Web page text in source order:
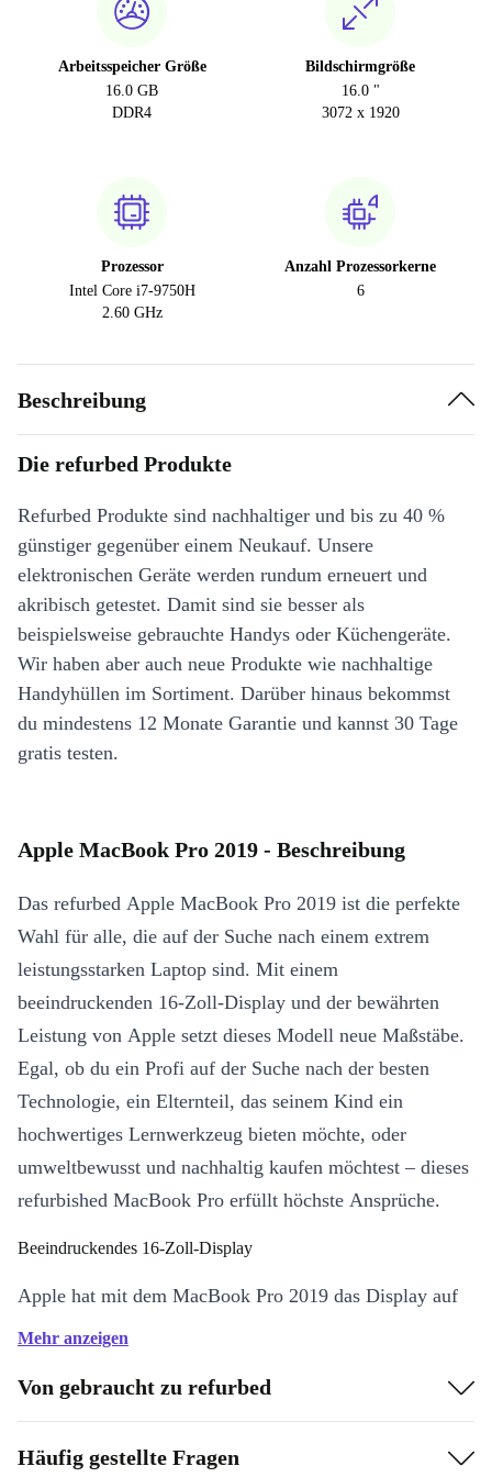
Arbeitsspeicher Größe
16.0 GB
DDR4
Bildschirmgröße
16.0 "
3072 x 1920
Prozessor
Intel Core i7-9750H
2.60 GHz
Anzahl Prozessorkerne
6
Beschreibung
Die refurbed Produkte
Refurbed Produkte sind nachhaltiger und bis zu 40 %
günstiger gegenüber einem Neukauf. Unsere
elektronischen Geräte werden rundum erneuert und
akribisch getestet. Damit sind sie besser als
beispielsweise gebrauchte Handys oder Küchengeräte.
Wir haben aber auch neue Produkte wie nachhaltige
Handyhüllen im Sortiment. Darüber hinaus bekommst
du mindestens 12 Monate Garantie und kannst 30 Tage
gratis testen.
Apple MacBook Pro 2019 - Beschreibung
Das refurbed Apple MacBook Pro 2019 ist die perfekte
Wahl für alle, die auf der Suche nach einem extrem
leistungsstarken Laptop sind. Mit einem
beeindruckenden 16-Zoll-Display und der bewährten
Leistung von Apple setzt dieses Modell neue Maßstäbe.
Egal, ob du ein Profi auf der Suche nach der besten
Technologie, ein Elternteil, das seinem Kind ein
hochwertiges Lernwerkzeug bieten möchte, oder
umweltbewusst und nachhaltig kaufen möchtest – dieses
refurbished MacBook Pro erfüllt höchste Ansprüche.
Beeindruckendes 16-Zoll-Display
Apple hat mit dem MacBook Pro 2019 das Display auf
ein neues Level gehoben. Das hochauflösende 16-Zoll-
und eine beeindruckende Helligkeit von 500 Nits. Es ist
speziell für Grafiker:innen und Kreative kalibriert, was
eine präzise Farbdarstellung und eine brillante
Mehr anzeigen
Von gebraucht zu refurbed
Häufig gestellte Fragen